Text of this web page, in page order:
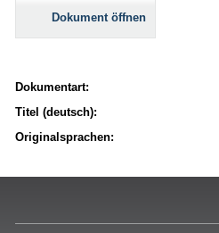
Dokument öffnen
Dokumentart:
Titel (deutsch):
Originalsprachen: